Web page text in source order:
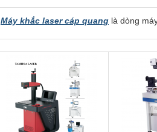
Máy khắc laser cáp quang là dòng